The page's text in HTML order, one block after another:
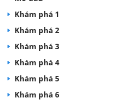
Khám phá 1
Khám phá 2
Khám phá 3
Khám phá 4
Khám phá 5
Khám phá 6